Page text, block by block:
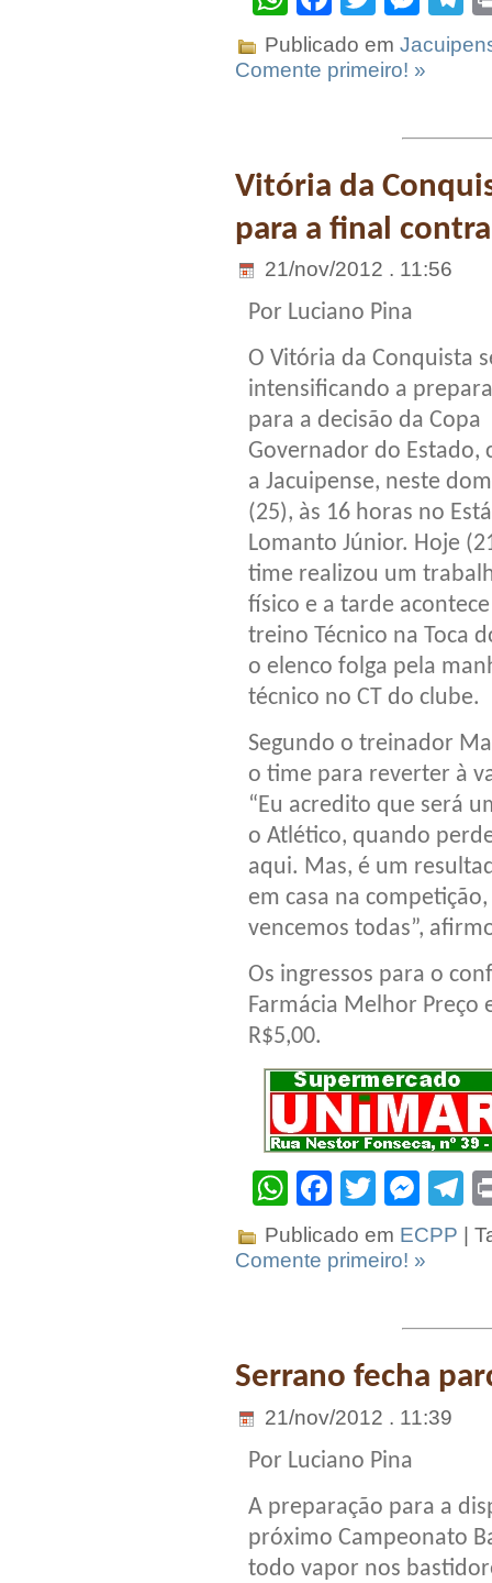
Publicado em
Comente primeiro! »
Vitória da
para a final
21/nov/2012 . 11:56
Por Luciano Pina
O Vitória da Conquista
intensificando a
para a decisão da Copa
Governador do Estado,
a Jacuipense, neste
(25), às 16 horas no
Lomanto Júnior. Hoje
time realizou um
físico e a tarde
treino Técnico na Toca
o elenco folga pela
técnico no CT do clube.
Segundo o treinador
o time para reverter à
“Eu acredito que será
o Atlético, quando
aqui. Mas, é um
em casa na
vencemos todas”,
Os ingressos para o
Farmácia Melhor Preço
R$5,00.
WhatsApp
Facebook
Twitter
Publicado em ECPP |
Comente primeiro! »
Serrano fecha
21/nov/2012 . 11:39
Por Luciano Pina
A preparação para a
próximo Campeonato
todo vapor nos